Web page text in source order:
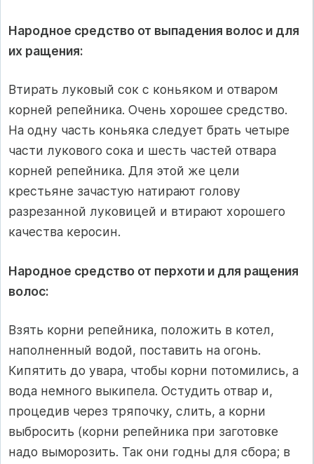
Народное средство от выпадения волос и для
их ращения:
Втирать луковый сок с коньяком и отваром
корней репейника. Очень хорошее средство.
На одну часть коньяка следует брать четыре
части лукового сока и шесть частей отвара
корней репейника. Для этой же цели
крестьяне зачастую натирают голову
разрезанной луко­вицей и втирают хорошего
качества керосин.
Народное средство от перхоти и для ращения
волос:
Взять корни репейника, положить в котел,
наполненный водой, поставить на огонь.
Кипятить до увара, чтобы корни потомились, а
вода немного выкипела. Остудить отвар и,
процедив через тряпочку, слить, а корни
выбросить (корни репейника при заготовке
надо выморозить. Так они годны для сбора; в